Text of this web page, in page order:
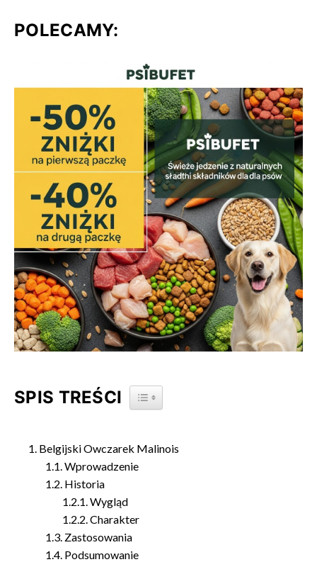
POLECAMY:
SPIS TREŚCI TOGGLE TABLE OF CONTENT
Belgijski Owczarek Malinois
Wprowadzenie
Historia
Wygląd
Charakter
Zastosowania
Podsumowanie